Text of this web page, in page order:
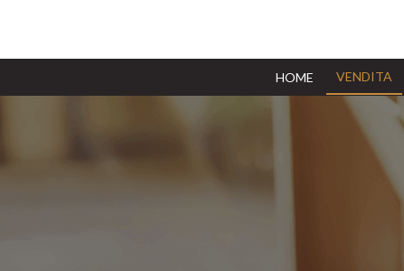
HOME(current)VENDITA